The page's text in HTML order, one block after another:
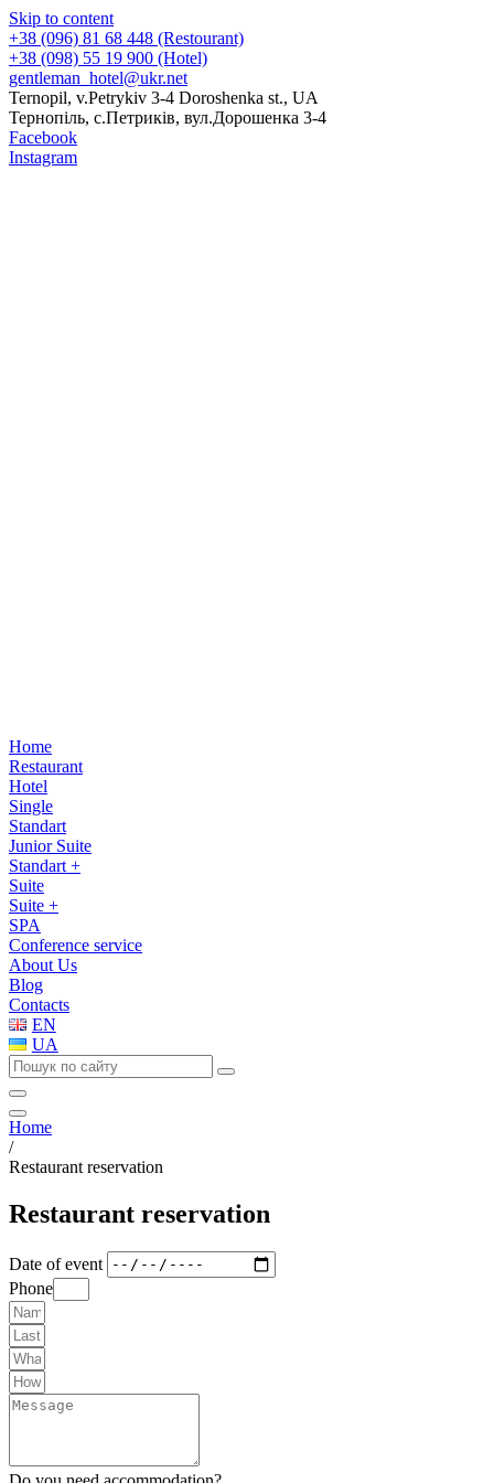
Skip to content
+38 (096) 81 68 448 (Restourant)
+38 (098) 55 19 900 (Hotel)
gentleman_hotel@ukr.net
Ternopil, v.Petrykiv 3-4 Doroshenka st., UA
Тернопіль, с.Петриків, вул.Дорошенка 3-4
Facebook
Instagram
Home
Restaurant
Hotel
Single
Standart
Junior Suite
Standart +
Suite
Suite +
SPA
Conference service
About Us
Blog
Contacts
EN
UA
Home
/
Restaurant reservation
Restaurant reservation
Date of event
Phone